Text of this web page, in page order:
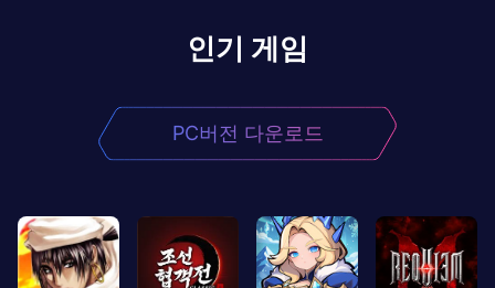
인기 게임
PC버전 다운로드